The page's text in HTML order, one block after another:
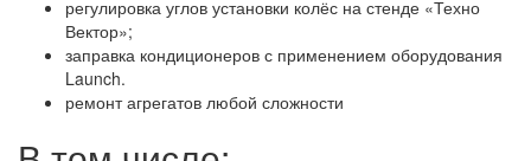
регулировка углов установки колёс на стенде «Техно
Вектор»;
заправка кондиционеров с применением оборудования
Launch.
ремонт агрегатов любой сложности